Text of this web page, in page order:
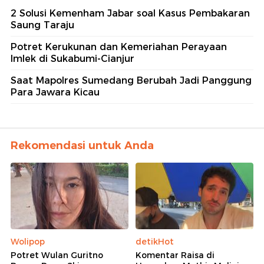
2 Solusi Kemenham Jabar soal Kasus Pembakaran
Saung Taraju
Potret Kerukunan dan Kemeriahan Perayaan
Imlek di Sukabumi-Cianjur
Saat Mapolres Sumedang Berubah Jadi Panggung
Para Jawara Kicau
Rekomendasi untuk Anda
Wolipop
Potret Wulan Guritno
detikHot
Komentar Raisa di